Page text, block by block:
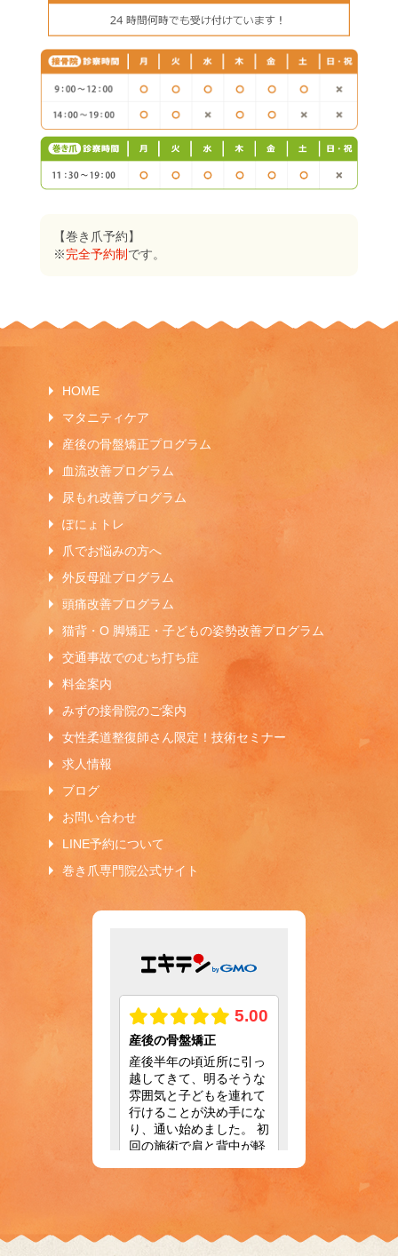
【巻き爪予約】
※完全予約制 です。
HOME
マタニティケア
産後の骨盤矯正プログラム
血流改善プログラム
尿もれ改善プログラム
ぽにょトレ
爪でお悩みの方へ
外反母趾プログラム
頭痛改善プログラム
猫背・O 脚矯正・子どもの姿勢改善プログラム
交通事故でのむち打ち症
料金案内
みずの接骨院のご案内
女性柔道整復師さん限定！技術セミナー
求人情報
ブログ
お問い合わせ
LINE予約について
巻き爪専門院公式サイト